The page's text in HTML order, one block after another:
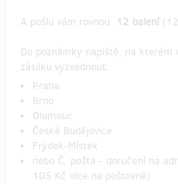
A pošlu vám rovnou 12 balení
Do poznámky napiště, na
zásilku vyzvednout:
Praha
Brno
Olomouc
České Budějovice
Frýdek-Místek
nebo Č. pošta - doručení na
105 Kč více na poštovné)